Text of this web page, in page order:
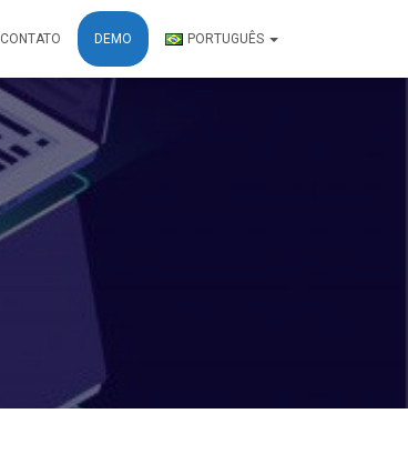
CONTATO DEMO PORTUGUÊS